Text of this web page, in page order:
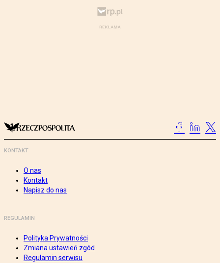
KONTAKT
O nas
Kontakt
Napisz do nas
REGULAMIN
Polityka Prywatności
Zmiana ustawień zgód
Regulamin serwisu